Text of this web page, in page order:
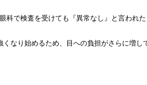
で検査を受けても『異常なし』と言われ
なり始めるため、目への負担がさらに増